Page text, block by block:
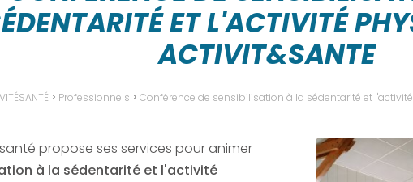
ET L'ACTIVITÉ
ACTIVIT&SANTE
> Professionnels > Conférence de sensibilisation à la sédentarité et l'activité
propose ses services pour animer
à la sédentarité et l'activité